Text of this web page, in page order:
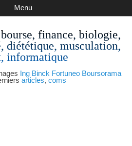
finance, biologie,
diététique, musculation,
informatique
Ing Binck Fortuneo Boursorama
articles, coms
Menu